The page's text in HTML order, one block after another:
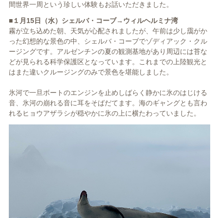
間世界一周という珍しい体験もお話いただきました。
■１月15日（水）シェルバ・コーブ→ウィルヘルミナ湾
霧が立ち込めた朝、天気が心配されましたが、午前は少し靄がか
った幻想的な景色の中、シェルバ・コーブでゾディアック・クル
ージングです。アルゼンチンの夏の観測基地があり周辺には苔な
どが見られる科学保護区となっています。これまでの上陸観光と
はまた違いクルージングのみで景色を堪能しました。
氷河で一旦ボートのエンジンを止めしばらく静かに氷のはじける
音、氷河の崩れる音に耳をそばだてます。海のギャングとも言わ
れるヒョウアザラシが穏やかに氷の上に横たわっていました。